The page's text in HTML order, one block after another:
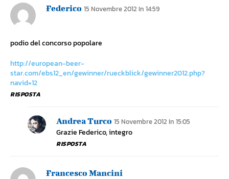
Federico 15 Novembre 2012 In 14:59
podio del concorso popolare
http://european-beer-
star.com/ebs12_en/gewinner/rueckblick/gewinner2012.php?
navid=12
RISPOSTA
Andrea Turco 15 Novembre 2012 In 15:05
Grazie Federico, integro
RISPOSTA
Francesco Mancini